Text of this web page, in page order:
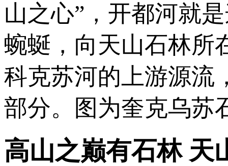
山之心”，开都河就
蜿蜒，向天山石林所
科克苏河的上游源流
部分。图为奎克乌苏
高山之巅有石林 天